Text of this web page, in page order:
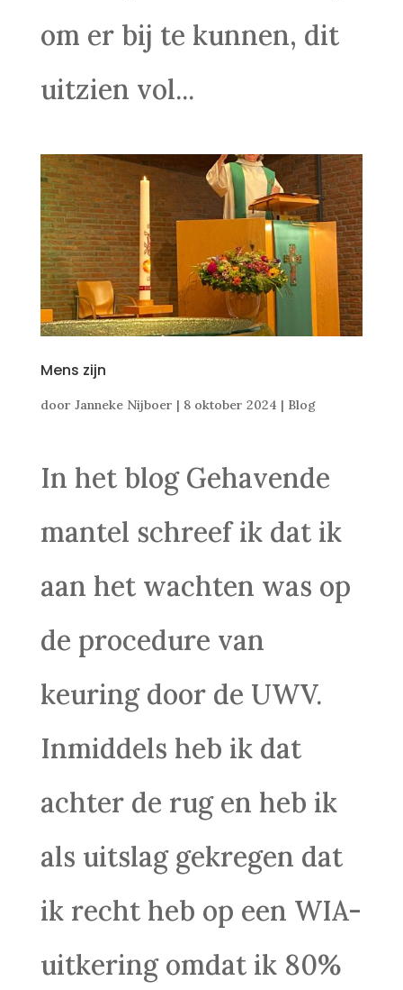
om er bij te kunnen, dit
uitzien vol...
Mens zijn
door Janneke Nijboer | 8 oktober 2024 | Blog
In het blog Gehavende
mantel schreef ik dat ik
aan het wachten was op
de procedure van
keuring door de UWV.
Inmiddels heb ik dat
achter de rug en heb ik
als uitslag gekregen dat
ik recht heb op een WIA-
uitkering omdat ik 80%